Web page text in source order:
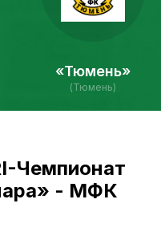
«Тюмень»
(Тюмень)
Чемпионат
- МФК